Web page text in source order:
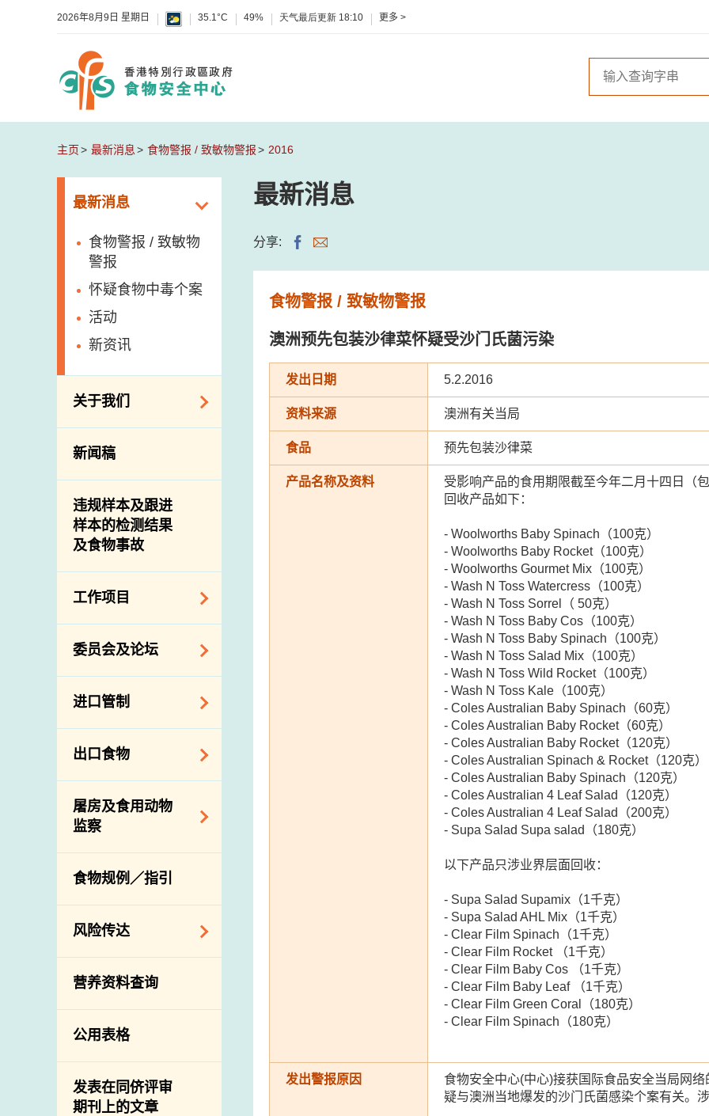
2026年8月9日 星期日 35.1°C 49% 天气最后更新 18:10 更多 >
主页 最新消息 食物警报 / 致敏物警报 2016
最新消息
食物警报 / 致敏物
警报
怀疑食物中毒个案
活动
新资讯
关于我们
组织结构
介绍短片
新闻稿
违规样本及跟进
样本的检测结果
及食物事故
工作项目
降低膳食中的钠和
糖
食物安全重点控制
系统
基因改造食物
资料
食物安全之风险评
估
食物事故应变及管
理
食物消费量调查
总膳食研究
有机食物
高风险食物
抗菌素耐药性
委员会及论坛
食物安全专家委员
会
消费者联系小组
进口管制
食物进口商和食物
分销商登记制度
络内地有关当局
进口食物管制
口检验
出口食物
出口验证
出口食物往内地
出口商及业界的消
息
屠房及食用动物
监察
规管农业化学物及
兽医药物在食用动
物上的使用
屠房及疾病监测
宰前检验
宰后检验
结果
屠房及肉类检验
食物规例／指引
风险传达
主题项目
项目及活动
资讯平台
下载
营养资料查询
公用表格
发表在同侪评审
期刊上的文章
最新消息
分享:
食物警报 / 致敏物警报
澳洲预先包装沙律菜怀疑受沙门氏菌污染
发出日期 5.2.2016
资料来源 澳洲有关当局
食品 预先包装沙律菜
产品名称及资料
受影响产品的食用期限截至今年二月十四日（包
回收产品如下：
- Woolworths Baby Spinach（100克）
- Woolworths Baby Rocket（100克）
- Woolworths Gourmet Mix（100克）
- Wash N Toss Watercress（100克）
- Wash N Toss Sorrel（ 50克）
- Wash N Toss Baby Cos（100克）
- Wash N Toss Baby Spinach（100克）
- Wash N Toss Salad Mix（100克）
- Wash N Toss Wild Rocket（100克）
- Wash N Toss Kale（100克）
- Coles Australian Baby Spinach（60克）
- Coles Australian Baby Rocket（60克）
- Coles Australian Baby Rocket（120克）
- Coles Australian Spinach & Rocket（120克）
- Coles Australian Baby Spinach（120克）
- Coles Australian 4 Leaf Salad（120克）
- Coles Australian 4 Leaf Salad（200克）
- Supa Salad Supa salad（180克）
以下产品只涉业界层面回收：
- Supa Salad Supamix（1千克）
- Supa Salad AHL Mix（1千克）
- Clear Film Spinach（1千克）
- Clear Film Rocket （1千克）
- Clear Film Baby Cos （1千克）
- Clear Film Baby Leaf （1千克）
- Clear Film Green Coral（180克）
- Clear Film Spinach（180克）
发出警报原因
食物安全中心(中心)接获国际食品安全当局网
疑与澳洲当地爆发的沙门氏菌感染个案有关。